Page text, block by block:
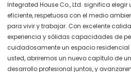
Integrated House Co., Ltd. significa
eficiente, respetuosa con el medio
para vivir y trabajar. Con excelente
experiencia y sólidas capacidades de
cuidadosamente un espacio
usted, abriremos un nuevo capítulo de
desarrollo profesional juntos, y